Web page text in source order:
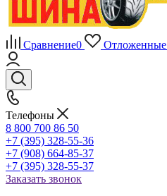
Сравнение0 Отложенные
Телефоны
8 800 700 86 50
+7 (395) 328-55-36
+7 (908) 664-85-37
+7 (395) 328-55-37
Заказать звонок